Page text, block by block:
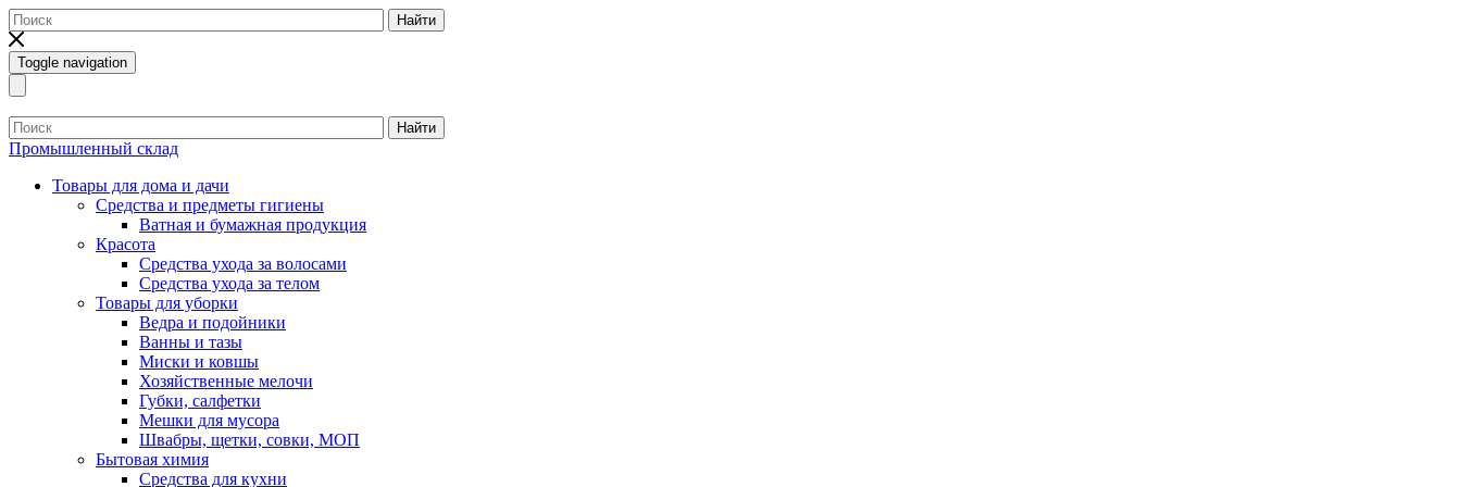
Найти
Toggle navigation
Найти
Промышленный склад
Товары для дома и дачи
Средства и предметы гигиены
Ватная и бумажная продукция
Красота
Средства ухода за волосами
Средства ухода за телом
Товары для уборки
Ведра и подойники
Ванны и тазы
Миски и ковшы
Хозяйственные мелочи
Губки, салфетки
Мешки для мусора
Швабры, щетки, совки, МОП
Бытовая химия
Средства для кухни